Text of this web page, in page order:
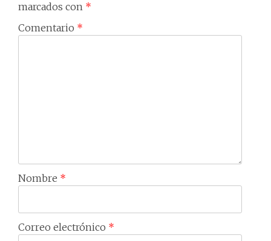
marcados con *
Comentario *
Nombre *
Correo electrónico *